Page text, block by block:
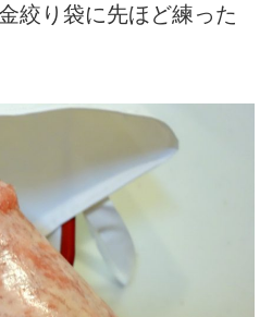
絞り袋に先ほど練った